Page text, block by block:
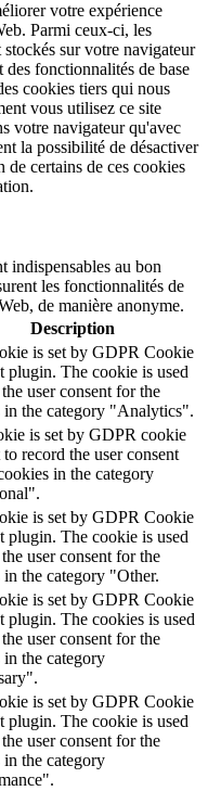
votre expérience
Parmi ceux-ci, les
stockés sur votre navigateur
fonctionnalités de base
cookies tiers qui nous
vous utilisez ce site
votre navigateur qu'avec
la possibilité de désactiver
de certains de ces cookies
indispensables au bon
les fonctionnalités de
de manière anonyme.
Description
is set by GDPR Cookie
plugin. The cookie is used
user consent for the
in the category "Analytics".
is set by GDPR cookie
to record the user consent
in the category
is set by GDPR Cookie
plugin. The cookie is used
user consent for the
in the category "Other.
is set by GDPR Cookie
plugin. The cookies is used
user consent for the
in the category
is set by GDPR Cookie
plugin. The cookie is used
user consent for the
in the category